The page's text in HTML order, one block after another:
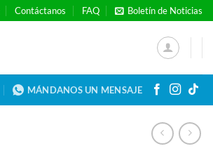
Contáctanos FAQ Boletín de Noticias
MÁNDANOS UN MENSAJE